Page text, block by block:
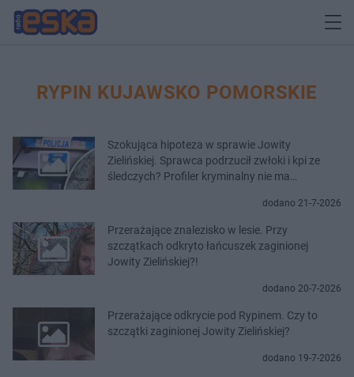
RYPIN KUJAWSKO POMORSKIE
Szokująca hipoteza w sprawie Jowity
Zielińskiej. Sprawca podrzucił zwłoki i kpi ze
śledczych? Profiler kryminalny nie ma
dodano 21-7-2026
Przerażające znalezisko w lesie. Przy
szczątkach odkryto łańcuszek zaginionej
Jowity Zielińskiej?!
dodano 20-7-2026
Przerażające odkrycie pod Rypinem. Czy to
szczątki zaginionej Jowity Zielińskiej?
dodano 19-7-2026